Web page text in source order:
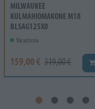
MILWAUKEE
KULMAHIOMAKONE M18
BLSAG125X0
Varastossa
159,00 € 319,00 €